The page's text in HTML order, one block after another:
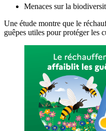
Menaces sur la
Une étude montre que le
guêpes utiles pour protéger les